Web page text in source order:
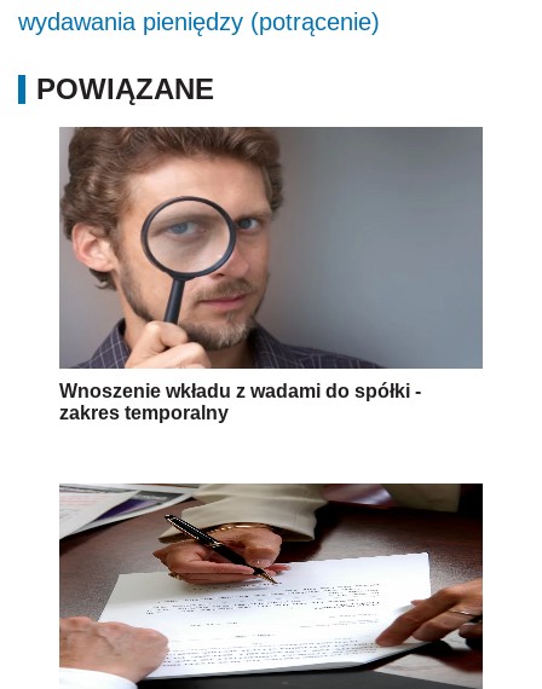
wydawania pieniędzy (potrącenie)
POWIĄZANE
Wnoszenie wkładu z wadami do spółki -
zakres temporalny